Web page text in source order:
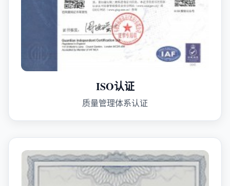
ISO认证
质量管理体系认证